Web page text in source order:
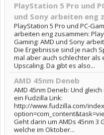
PlayStation 5 Pro und
und Sony arbeiten eng
PlayStation 5 Pro und PC-
arbeiten eng zusammen:
Gaming: AMD und Sony
Die Ergebnisse sind je nach
mal aber auch schlechter als
Upscaling. Da gibt es also...
AMD 45nm Deneb
AMD 45nm Deneb: Und
ein Fudzilla Link:
http://www.fudzilla.com/
Geht darin um AMDs 45nm 3
welche im Oktober...